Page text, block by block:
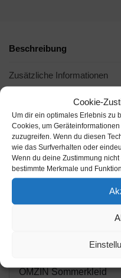
Cookie-
Um dir ein optimales Erlebnis zu
Cookies, um
zuzugreifen. Wenn du diesen
wie das Surfverhalten oder
Wenn du deine Zustimmung
bestimmte Merkmale und
Beschreibung
Zusätzliche Informationen
OMZIN Sommerkleid